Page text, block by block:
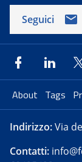
Seguici
About Tags
Indirizzo:Via
Contatti: